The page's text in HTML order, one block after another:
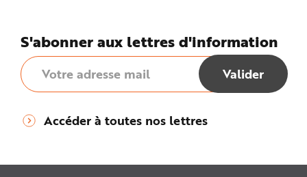
S'abonner aux lettres d'information
Accéder à toutes nos lettres